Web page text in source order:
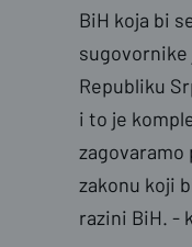
BiH koja bi
Republiku
i to je
zakonu koji
razini BiH. -